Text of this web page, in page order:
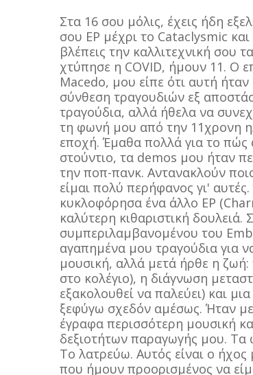
Στα 16 σου μόλις, έχεις ήδη
σου EP μέχρι το Cataclysmic
βλέπεις την καλλιτεχνική σου
χτύπησε η COVID, ήμουν 11. Ο
Macedo, μου είπε ότι αυτή
σύνθεση τραγουδιών εξ
τραγούδια, αλλά ήθελα να
τη φωνή μου από την 11χρονη
εποχή. Έμαθα πολλά για το πώς
στούντιο, τα demos μου ήταν
την ποπ-πανκ. Αντανακλούν
είμαι πολύ περήφανος γι'
κυκλοφόρησα ένα άλλο EP
καλύτερη κιθαριστική
συμπεριλαμβανομένου του
αγαπημένα μου τραγούδια για
μουσική, αλλά μετά ήρθε η ζωή:
στο κολέγιο), η διάγνωση
εξακολουθεί να παλεύει) και
ξεφύγω σχεδόν αμέσως. Ήταν
έγραφα περισσότερη μουσική
δεξιοτήτων παραγωγής μου. Τα
Το λατρεύω. Αυτός είναι ο ήχος
που ήμουν προορισμένος να